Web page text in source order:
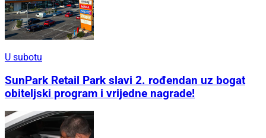
U subotu
SunPark Retail Park slavi 2. rođendan uz bogat
obiteljski program i vrijedne nagrade!